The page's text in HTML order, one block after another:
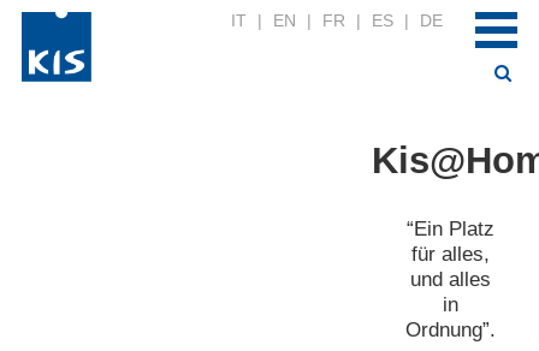
IT | EN | FR | ES | DE
“Ein Platz
für alles,
und alles
in
Ordnung”.